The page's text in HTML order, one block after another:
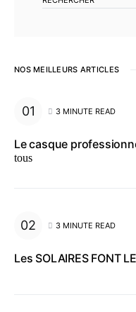
NOS MEILLEURS ARTICLES
3 MINUTE READ
Le casque
tous
3 MINUTE READ
Les SOLAIRES FONT